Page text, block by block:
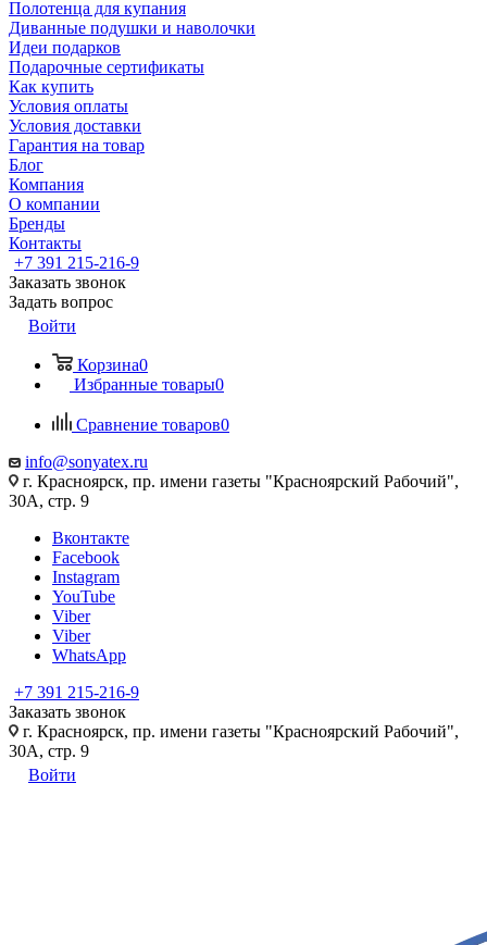
Полотенца для купания
Диванные подушки и наволочки
Идеи подарков
Подарочные сертификаты
Как купить
Условия оплаты
Условия доставки
Гарантия на товар
Блог
Компания
О компании
Бренды
Контакты
+7 391 215-216-9
Заказать звонок
Задать вопрос
Войти
Корзина0
Избранные товары0
Сравнение товаров0
info@sonyatex.ru
г. Красноярск, пр. имени газеты "Красноярский Рабочий",
30А, стр. 9
Вконтакте
Facebook
Instagram
YouTube
Viber
Viber
WhatsApp
+7 391 215-216-9
Заказать звонок
г. Красноярск, пр. имени газеты "Красноярский Рабочий",
30А, стр. 9
Войти